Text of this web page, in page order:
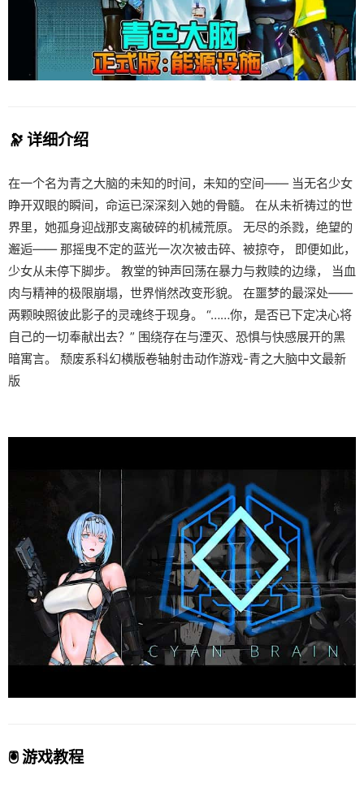
🔭 详细介绍
在一个名为青之大脑的未知的时间，未知的空间—— 当无名少女
睁开双眼的瞬间，命运已深深刻入她的骨髓。 在从未祈祷过的世
界里，她孤身迎战那支离破碎的机械荒原。 无尽的杀戮，绝望的
邂逅—— 那摇曳不定的蓝光一次次被击碎、被掠夺， 即便如此，
少女从未停下脚步。 教堂的钟声回荡在暴力与救赎的边缘， 当血
肉与精神的极限崩塌，世界悄然改变形貌。 在噩梦的最深处——
两颗映照彼此影子的灵魂终于现身。 “……你，是否已下定决心将
自己的一切奉献出去？” 围绕存在与湮灭、恐惧与快感展开的黑
暗寓言。 颓废系科幻横版卷轴射击动作游戏-青之大脑中文最新
版
🖲️ 游戏教程